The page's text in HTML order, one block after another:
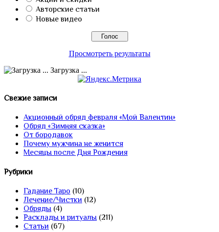
Авторские статьи
Новые видео
Просмотреть результаты
Загрузка ...
Свежие записи
Акционный обряд февраля «Мой Валентин»
Обряд «Зимняя сказка»
От бородавок
Почему мужчина не женится
Месяцы после Дня Рождения
Рубрики
Гадание Таро (10)
Лечение/Чистки (12)
Обряды (4)
Расклады и ритуалы (211)
Статьи (67)